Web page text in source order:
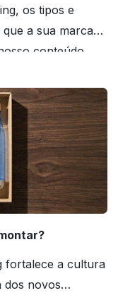
os tipos e
a sua marca
conteúdo
fortalece a cultura
dos novos